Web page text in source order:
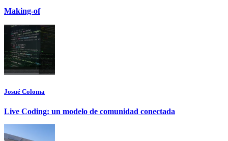
Making-of
Josué Coloma
Live Coding: un modelo de comunidad conectada